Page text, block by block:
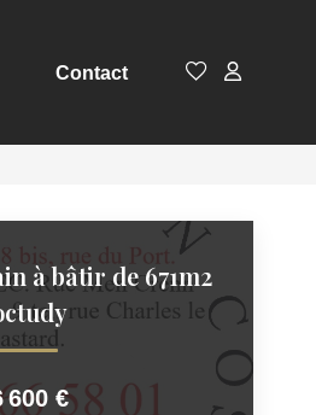
Contact
à bâtir de 671m2
600 €